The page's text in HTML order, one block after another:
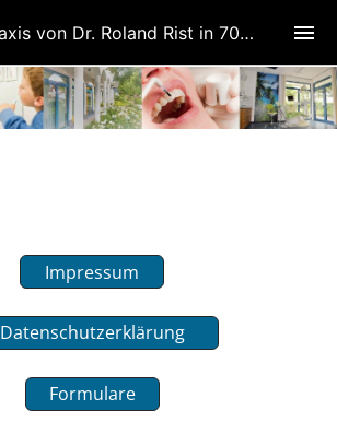
Impressum
Datenschutzerklärung
Formulare
MeineZahnarztpraxis von Dr. Roland Rist in 70771 Leinfelden-Echterdingen (Oberaichen)